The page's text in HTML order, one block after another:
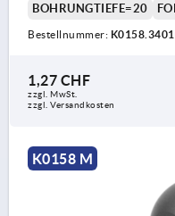
BOHRUNGTIEFE=20
Bestellnummer:
1,27 CHF
zzgl. MwSt.
zzgl. Versandkosten
K0158 M